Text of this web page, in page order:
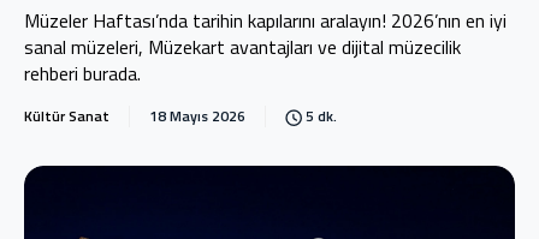
Müzeler Haftası’nda tarihin kapılarını aralayın! 2026’nın en iyi
sanal müzeleri, Müzekart avantajları ve dijital müzecilik
rehberi burada.
Kültür Sanat 18 Mayıs 2026 5 dk.